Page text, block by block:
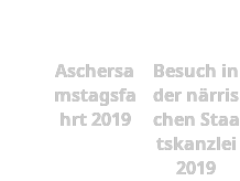
Aschersa
mstagsfa
hrt 2019
Besuch in
der närris
chen Staa
tskanzlei
2019